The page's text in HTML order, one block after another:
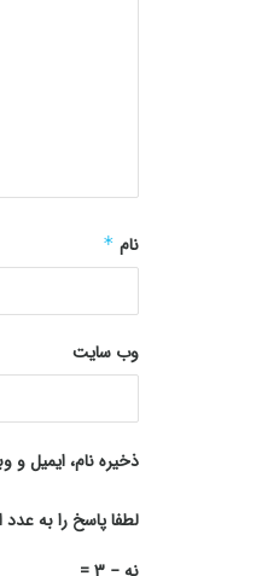
نام *
وب‌ سایت
ذخیره نام، ایمیل
لطفا پاسخ را به عدد